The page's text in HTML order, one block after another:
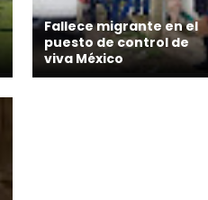
Fallece migrante en el
puesto de control de
viva México